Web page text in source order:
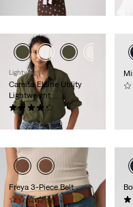
69,00 €
Lightweight
Camisa Elaine Utility
Lightweight
(30)
75,00 €
Freya 3-Piece Belt
(0)